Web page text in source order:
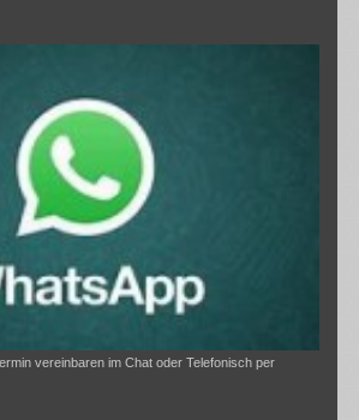
vereinbaren im Chat oder Telefonisch per